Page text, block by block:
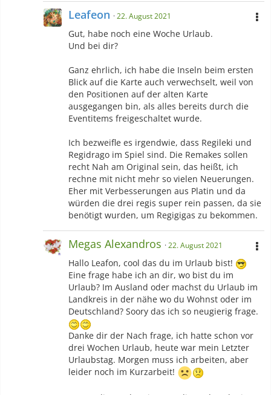
Leafeon 22. August 2021
Gut, habe noch eine Woche Urlaub.
Und bei dir?
Ganz ehrlich, ich habe die Inseln beim ersten
Blick auf die Karte auch verwechselt, weil von
den Positionen auf der alten Karte
ausgegangen bin, als alles bereits durch die
Eventitems freigeschaltet wurde.
Ich bezweifle es irgendwie, dass Regileki und
Regidrago im Spiel sind. Die Remakes sollen
recht Nah am Original sein, das heißt, ich
rechne mit nicht mehr so vielen Neuerungen.
Eher mit Verbesserungen aus Platin und da
würden die drei regis super rein passen, da sie
benötigt wurden, um Regigigas zu bekommen.
Megas Alexandros 22. August 2021
Hallo Leafon, cool das du im Urlaub bist!
Eine frage habe ich an dir, wo bist du im
Urlaub? Im Ausland oder machst du Urlaub im
Landkreis in der nähe wo du Wohnst oder im
Deutschland? Soory das ich so neugierig frage.
Danke dir der Nach frage, ich hatte schon vor
drei Wochen Urlaub, heute war mein Letzter
Urlaubstag. Morgen muss ich arbeiten, aber
leider noch im Kurzarbeit!